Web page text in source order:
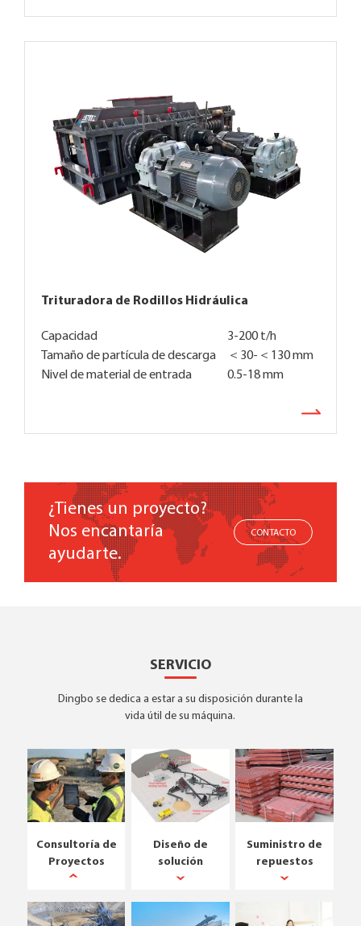
Trituradora de Rodillos Hidráulica
Capacidad
3-200 t/h
Tamaño de partícula de descarga
＜30-＜130 mm
Nivel de material de entrada
0.5-18 mm
¿Tienes un proyecto?
Nos encantaría
ayudarte.
CONTACTO
SERVICIO
Dingbo se dedica a estar a su disposición durante la
vida útil de su máquina.
Consultoría de
Proyectos
Diseño de
solución
Suministro de
repuestos